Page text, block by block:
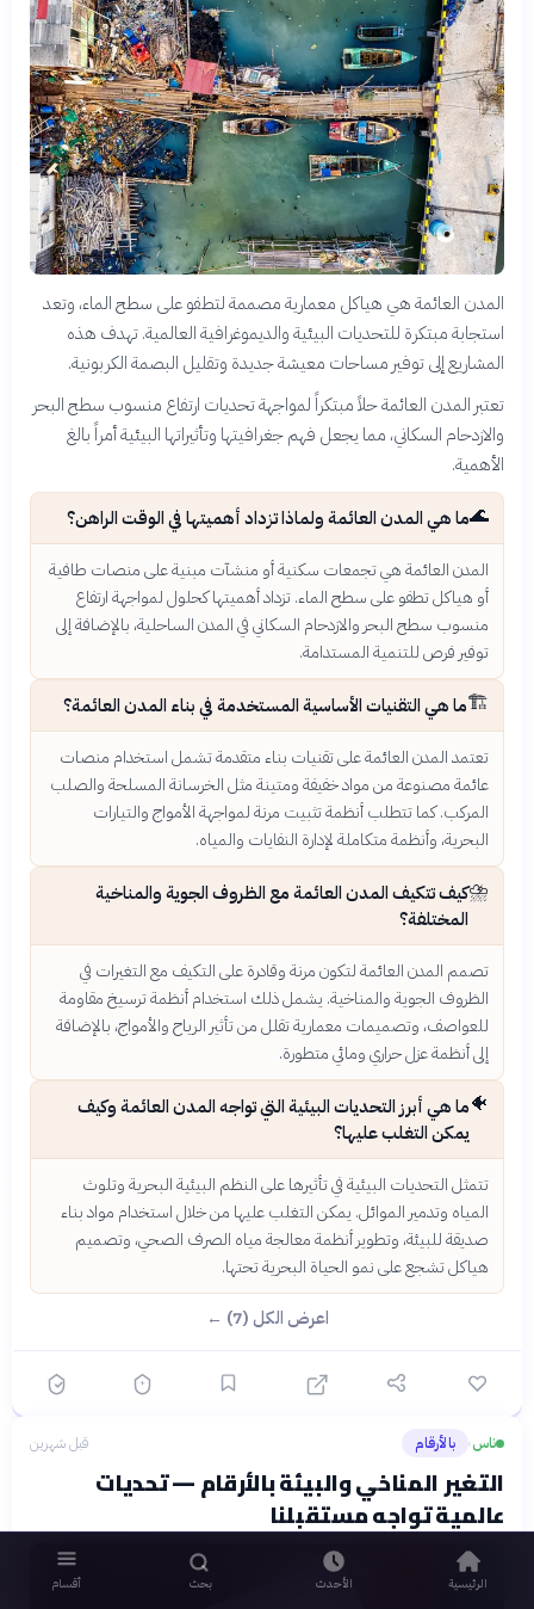
المدن العائمة هي هياكل معمارية مصممة لتطفو على سطح الماء، وتعد
استجابة مبتكرة للتحديات البيئية والديموغرافية العالمية. تهدف هذه
المشاريع إلى توفير مساحات معيشة جديدة وتقليل البصمة الكربونية.
تعتبر المدن العائمة حلاً مبتكراً لمواجهة تحديات ارتفاع منسوب سطح البحر
والازدحام السكاني، مما يجعل فهم جغرافيتها وتأثيراتها البيئية أمراً بالغ
الأهمية.
🌊ما هي المدن العائمة ولماذا تزداد أهميتها في الوقت الراهن؟
المدن العائمة هي تجمعات سكنية أو منشآت مبنية على منصات طافية
أو هياكل تطفو على سطح الماء. تزداد أهميتها كحلول لمواجهة ارتفاع
منسوب سطح البحر والازدحام السكاني في المدن الساحلية، بالإضافة إلى
توفير فرص للتنمية المستدامة.
🏗️ما هي التقنيات الأساسية المستخدمة في بناء المدن العائمة؟
تعتمد المدن العائمة على تقنيات بناء متقدمة تشمل استخدام منصات
عائمة مصنوعة من مواد خفيفة ومتينة مثل الخرسانة المسلحة والصلب
المركب. كما تتطلب أنظمة تثبيت مرنة لمواجهة الأمواج والتيارات
البحرية، وأنظمة متكاملة لإدارة النفايات والمياه.
⛈️كيف تتكيف المدن العائمة مع الظروف الجوية والمناخية
المختلفة؟
تصمم المدن العائمة لتكون مرنة وقادرة على التكيف مع التغيرات في
الظروف الجوية والمناخية. يشمل ذلك استخدام أنظمة ترسيخ مقاومة
للعواصف، وتصميمات معمارية تقلل من تأثير الرياح والأمواج، بالإضافة
إلى أنظمة عزل حراري ومائي متطورة.
🐠ما هي أبرز التحديات البيئية التي تواجه المدن العائمة وكيف
يمكن التغلب عليها؟
تتمثل التحديات البيئية في تأثيرها على النظم البيئية البحرية وتلوث
المياه وتدمير الموائل. يمكن التغلب عليها من خلال استخدام مواد بناء
صديقة للبيئة، وتطوير أنظمة معالجة مياه الصرف الصحي، وتصميم
هياكل تشجع على نمو الحياة البحرية تحتها.
اعرض الكل (7) ←
ناس› بالأرقام قبل شهرين
التغير المناخي والبيئة بالأرقام — تحديات
عالمية تواجه مستقبلنا
الرئيسية الأحدث بحث أقسام